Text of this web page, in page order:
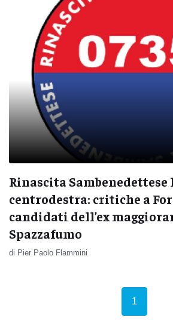
Rinascita
centrodestra: critiche a
candidati dell’ex
Spazzafumo
di Pier Paolo Flammini
1